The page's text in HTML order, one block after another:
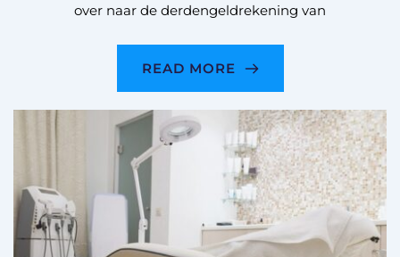
over naar de derdengeldrekening van
READ MORE